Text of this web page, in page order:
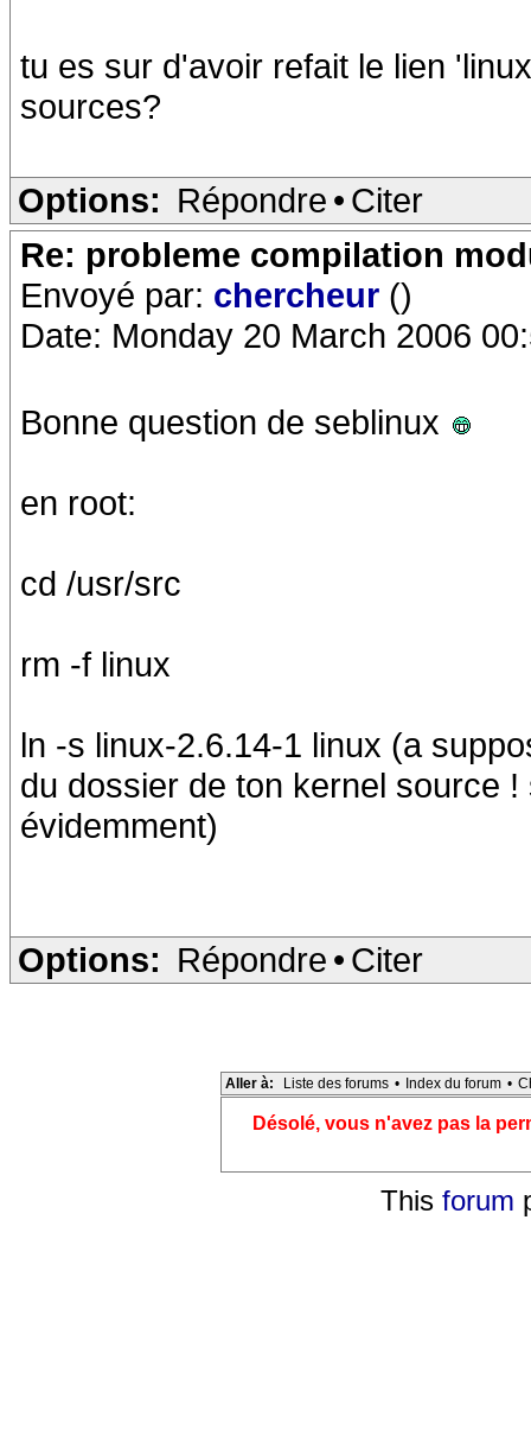
tu es sur d'avoir refait le lien
sources?
Options: Répondre • Citer
Re: probleme compilation
Envoyé par: chercheur ()
Date: Monday 20 March 2006
Bonne question de seblinux
en root:
cd /usr/src
rm -f linux
ln -s linux-2.6.14-1 linux (a
du dossier de ton kernel source
évidemment)
Options: Répondre • Citer
Aller à: Liste des forums • Index du forum •
Désolé, vous n'avez pas la
This forum